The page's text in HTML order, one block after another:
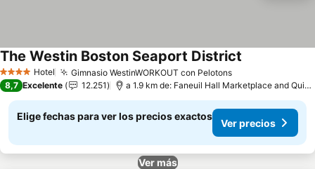
4 EstrellasHotel Gimnasio WestinWORKOUT con PelotonsVer precios
The Westin Boston Seaport District
8,7 Excelente 12.251 a 1.9 km de: Faneuil Hall Marketplace and
Elige fechas para ver los precios exactos
Ver precios
Ver más